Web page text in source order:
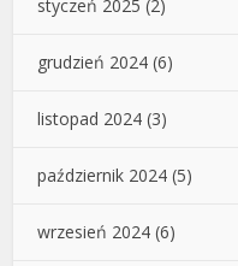
styczeń 2025 (2)
grudzień 2024 (6)
listopad 2024 (3)
październik 2024 (5)
wrzesień 2024 (6)